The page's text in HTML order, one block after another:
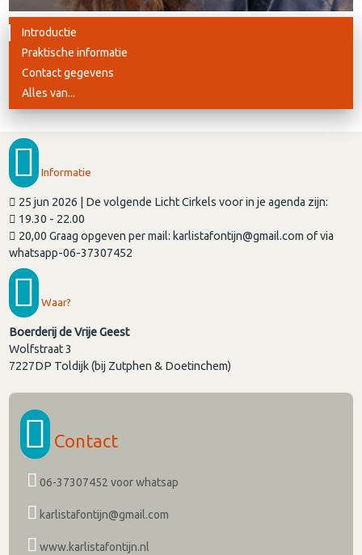
Introductie
Praktische informatie
Contact gegevens
Alles van...
Informatie
25 jun 2026 | De volgende Licht Cirkels voor in je agenda zijn:
19.30 - 22.00
20,00 Graag opgeven per mail: karlistafontijn@gmail.com of via
whatsapp-06-37307452
Waar?
Boerderij de Vrije Geest
Wolfstraat 3
7227DP Toldijk (bij Zutphen & Doetinchem)
Contact
06-37307452 voor whatsap
karlistafontijn@gmail.com
www.karlistafontijn.nl